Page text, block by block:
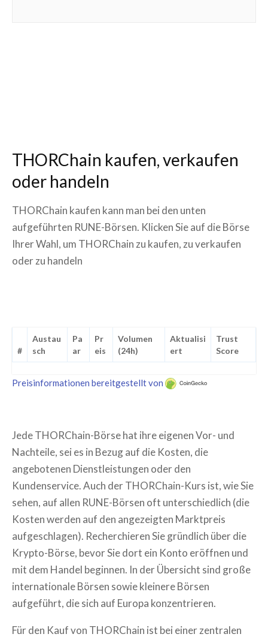
THORChain kaufen, verkaufen
oder handeln
THORChain kaufen kann man bei den unten
aufgeführten RUNE-Börsen. Klicken Sie auf die Börse
Ihrer Wahl, um THORChain zu kaufen, zu verkaufen
oder zu handeln
#
Austau
sch
Pa
ar
Pr
eis
Volumen
(24h)
Aktualisi
ert
Trust
Score
Preisinformationen bereitgestellt von
Jede THORChain-Börse hat ihre eigenen Vor- und
Nachteile, sei es in Bezug auf die Kosten, die
angebotenen Dienstleistungen oder den
Kundenservice. Auch der THORChain-Kurs ist, wie Sie
sehen, auf allen RUNE-Börsen oft unterschiedlich (die
Kosten werden auf den angezeigten Marktpreis
aufgeschlagen). Recherchieren Sie gründlich über die
Krypto-Börse, bevor Sie dort ein Konto eröffnen und
mit dem Handel beginnen. In der Übersicht sind große
internationale Börsen sowie kleinere Börsen
aufgeführt, die sich auf Europa konzentrieren.
Für den Kauf von THORChain ist bei einer zentralen